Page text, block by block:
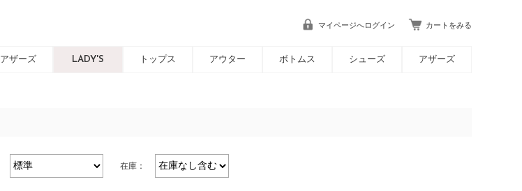
マイページへログイン カートをみる
アザーズ LADY'S トップス アウター ボトムス シューズ アザーズ
在庫：